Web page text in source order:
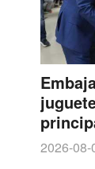
de
2026-